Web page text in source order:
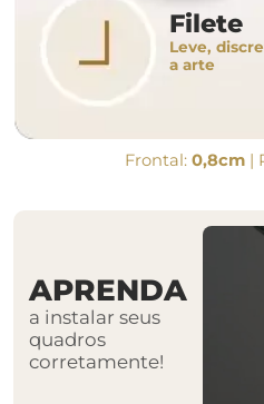
Filete
Leve,
a arte
Frontal: 0,8cm |
APRENDA
a instalar seus
quadros
corretamente!